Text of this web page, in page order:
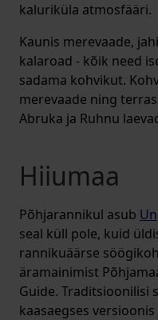
kaluriküla atmosfääri.
Kaunis merevaade,
kalaroad - kõik need
sadama kohvikut.
merevaade ning
Abruka ja Ruhnu
Hiiumaa
Põhjarannikul asub
seal küll pole, kuid
rannikuäärse
äramainimist
Guide. Traditsioonilisi
kaasaegses